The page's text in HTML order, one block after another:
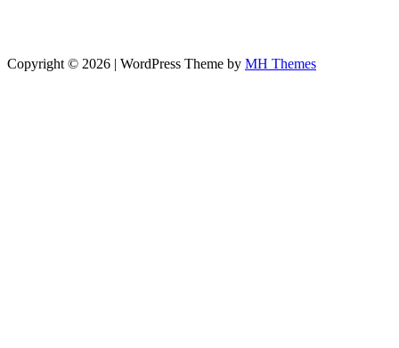
Copyright © 2026 | WordPress Theme by MH Themes